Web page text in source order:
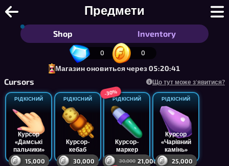
Предмети
Лови-Слово - Безкоштовний
Shop Inventory
0 0
Магазин оновиться через 05:20:41
Cursors Що тут може з'явитися?
РІДКІСНИЙ
Курсор
«Дамські
пальчики»
15,000
РІДКІСНИЙ
Курсор-
кебаб
30,000
РІДКІСНИЙ
Курсор-
маркер
30,000 21,000
-30%
РІДКІСНИЙ
Курсор
«Чарівний
камінь»
25,000